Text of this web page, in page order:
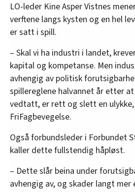
LO-leder Kine Asper Vistnes
verftene langs kysten og en hel
er satt i spill.
– Skal vi ha industri i landet,
kapital og kompetanse. Men
avhengig av politisk
spillereglene halvannet år etter
vedtatt, er rett og slett en
FriFagbevegelse.
Også forbundsleder i Forbundet
kaller dette fullstendig håpløst.
– Dette slår beina under
avhengig av, og skader langt mer